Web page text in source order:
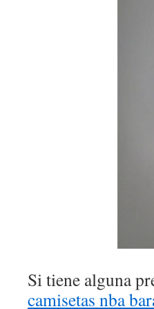
Si tiene alguna
camisetas nba